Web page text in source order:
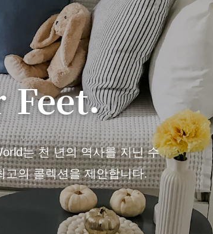
Feet.
는 천 년의 역사를 지닌 수
고의 콜렉션을 제안합니다.